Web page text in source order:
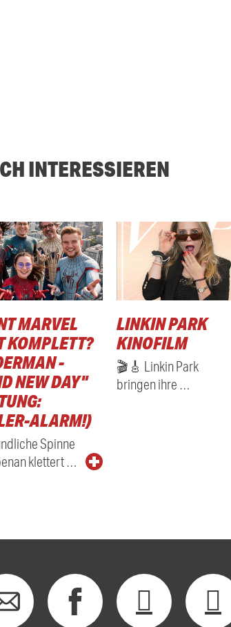
INTERESSIEREN
MARVEL
KOMPLETT?
-
NEW DAY"
ALARM!)
Spinne
klettert …
LINKIN PARK
KINOFILM
🎬🎸 Linkin Park
bringen ihre …